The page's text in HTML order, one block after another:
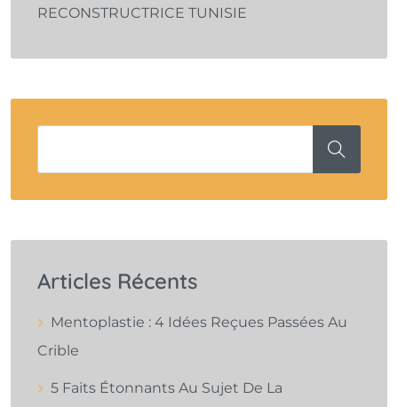
RECONSTRUCTRICE TUNISIE
Articles Récents
Mentoplastie : 4 Idées Reçues Passées Au
Crible
5 Faits Étonnants Au Sujet De La